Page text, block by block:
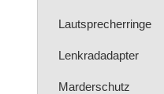
Lautsprecherringe
Lenkradadapter
Marderschutz